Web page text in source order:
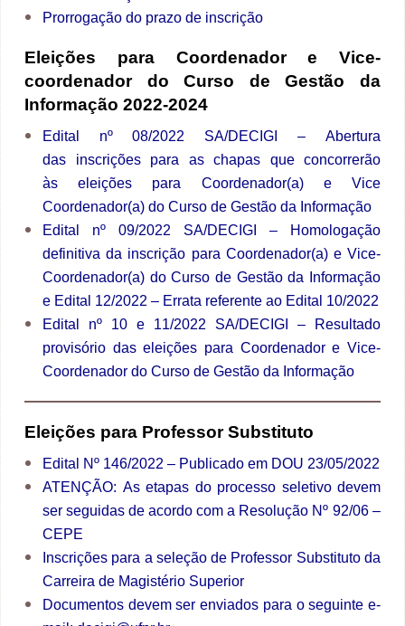
Prorrogação do prazo de inscrição
Eleições para Coordenador e Vice-
coordenador do Curso de Gestão da
Informação 2022-2024
Edital nº 08/2022 SA/DECIGI
– Abertura
das inscrições para as chapas que concorrerão
às eleições para Coordenador(a) e Vice
Coordenador(a) do Curso de Gestão da Informação
Edital nº 09/2022 SA/DECIGI
– Homologação
definitiva da inscrição para Coordenador(a) e Vice-
Coordenador(a) do Curso de Gestão da Informação
e Edital 12/2022 – Errata referente ao Edital 10/2022
Edital nº 10 e 11/2022 SA/DECIGI
– Resultado
provisório das eleições para Coordenador e Vice-
Coordenador do Curso de Gestão da Informação
Eleições para Professor Substituto
Edital Nº 146/2022 – Publicado em DOU 23/05/2022
ATENÇÃO: As etapas do processo seletivo devem
ser seguidas de acordo com a Resolução Nº 92/06 –
CEPE
Inscrições para a seleção de Professor Substituto da
Carreira de Magistério Superior
Documentos devem ser enviados para o seguinte e-